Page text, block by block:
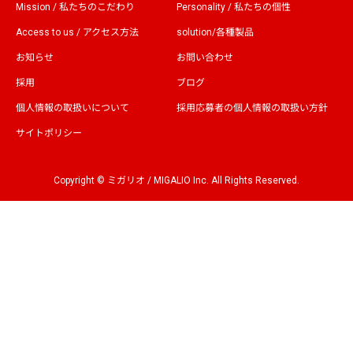
Mission / 私たちのこだわり Personality / 私たちの個性
Access to us / アクセス方法 solution/各種製品
お知らせ お問い合わせ
採用 ブログ
個人情報の取扱いについて 採用応募者の個人情報の取扱い方針
サイトポリシー
Copyright © ミガリオ / MIGALIO Inc. All Rights Reserved.